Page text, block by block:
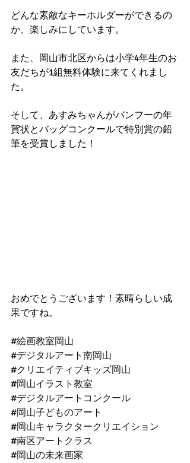
どんな素敵なキーホルダーができるの
か、楽しみにしています。
また、岡山市北区からは小学4年生のお
友だちが1組無料体験に来てくれまし
た。
そして、あすみちゃんがバンフーの年
賀状とバッグコンクールで特別賞の鉛
筆を受賞しました！
おめでとうございます！素晴らしい成
果ですね。
#絵画教室岡山
#デジタルアート南岡山
#クリエイティブキッズ岡山
#岡山イラスト教室
#デジタルアートコンクール
#岡山子どものアート
#岡山キャラクタークリエイション
#南区アートクラス
#岡山の未来画家